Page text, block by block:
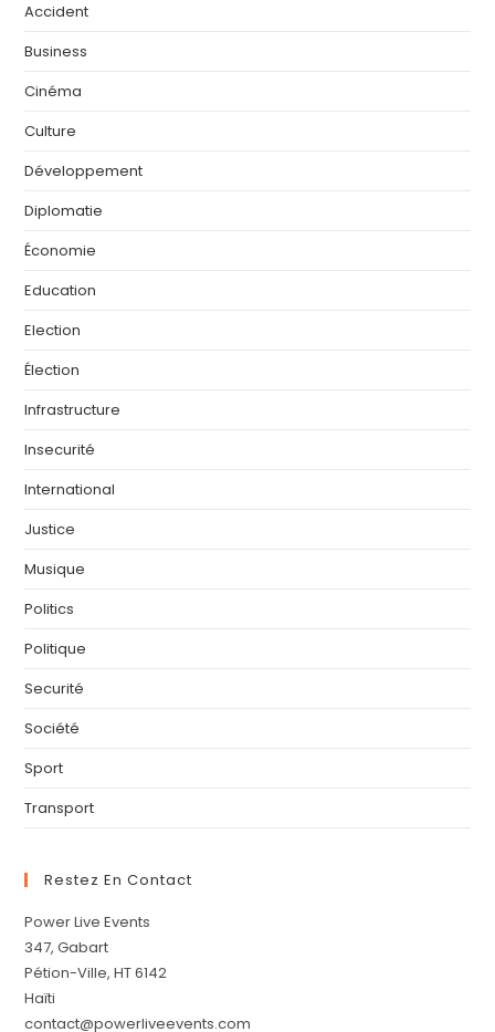
Accident
Business
Cinéma
Culture
Développement
Diplomatie
Économie
Education
Election
Élection
Infrastructure
Insecurité
International
Justice
Musique
Politics
Politique
Securité
Société
Sport
Transport
Restez En Contact
Power Live Events
347, Gabart
Pétion-Ville, HT 6142
Haïti
contact@powerliveevents.com